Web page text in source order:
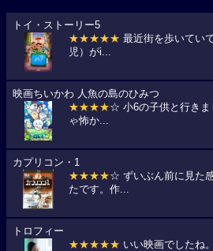
トイ・ストーリー5
★★★★★ 最近街を歩いてい
児）がi...
映画ちいかわ 人魚の島のひみつ
★★★★☆ 小6の子供と行きま
ゃ怖か...
カプリコン・1
★★★★☆ ずいぶん前に見た
たです。作...
トロフィー
★★★★★ いい映画でしたね